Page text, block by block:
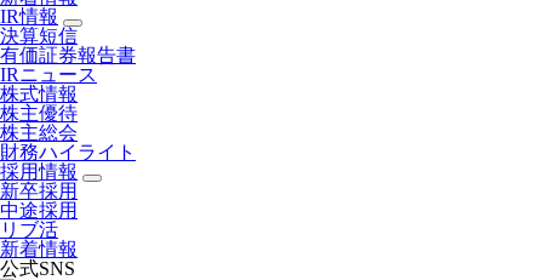
IR情報
決算短信
有価証券報告書
IRニュース
株式情報
株主優待
株主総会
財務ハイライト
採用情報
新卒採用
中途採用
リブ活
新着情報
公式SNS